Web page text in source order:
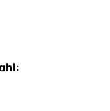
: